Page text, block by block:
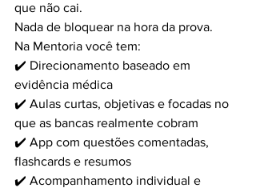
que não cai.
Nada de bloquear na hora da prova.
Na Mentoria você tem:
✔️ Direcionamento baseado em
evidência médica
✔️ Aulas curtas, objetivas e focadas no
que as bancas realmente cobram
✔️ App com questões comentadas,
flashcards e resumos
✔️ Acompanhamento individual e